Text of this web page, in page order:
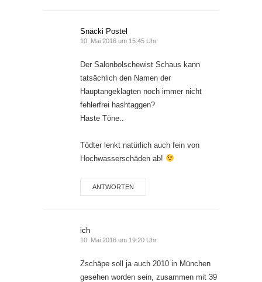
Snäcki Postel
10. Mai 2016 um 15:45 Uhr
Der Salonbolschewist Schaus kann
tatsächlich den Namen der
Hauptangeklagten noch immer nicht
fehlerfrei hashtaggen?
Haste Töne..
Tödter lenkt natürlich auch fein von
Hochwasserschäden ab!
ANTWORTEN
ich
10. Mai 2016 um 19:20 Uhr
Zschäpe soll ja auch 2010 in München
gesehen worden sein, zusammen mit 39